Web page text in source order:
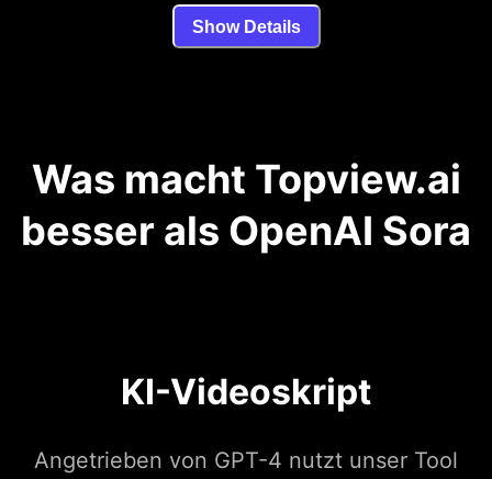
Show Details
Was macht Topview.ai
besser als OpenAI Sora
KI-Videoskript
Angetrieben von GPT-4 nutzt unser Tool